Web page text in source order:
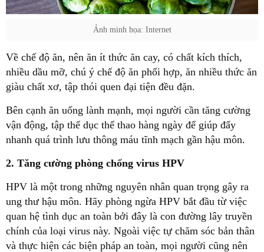
Ảnh minh họa: Internet
Về chế độ ăn, nên ăn ít thức ăn cay, có chất kích thích,
nhiều dầu mỡ, chú ý chế độ ăn phối hợp, ăn nhiều thức ăn
giàu chất xơ, tập thói quen đại tiện đều đặn.
Bên cạnh ăn uống lành mạnh, mọi người cần tăng cường
vận động, tập thể dục thể thao hàng ngày để giúp đẩy
nhanh quá trình lưu thông máu tĩnh mạch gần hậu môn.
2. Tăng cường phòng chống virus HPV
HPV là một trong những nguyên nhân quan trọng gây ra
ung thư hậu môn. Hãy phòng ngừa HPV bắt đầu từ việc
quan hệ tình dục an toàn bởi đây là con đường lây truyền
chính của loại virus này. Ngoài việc tự chăm sóc bản thân
và thực hiện các biện pháp an toàn, mọi người cũng nên